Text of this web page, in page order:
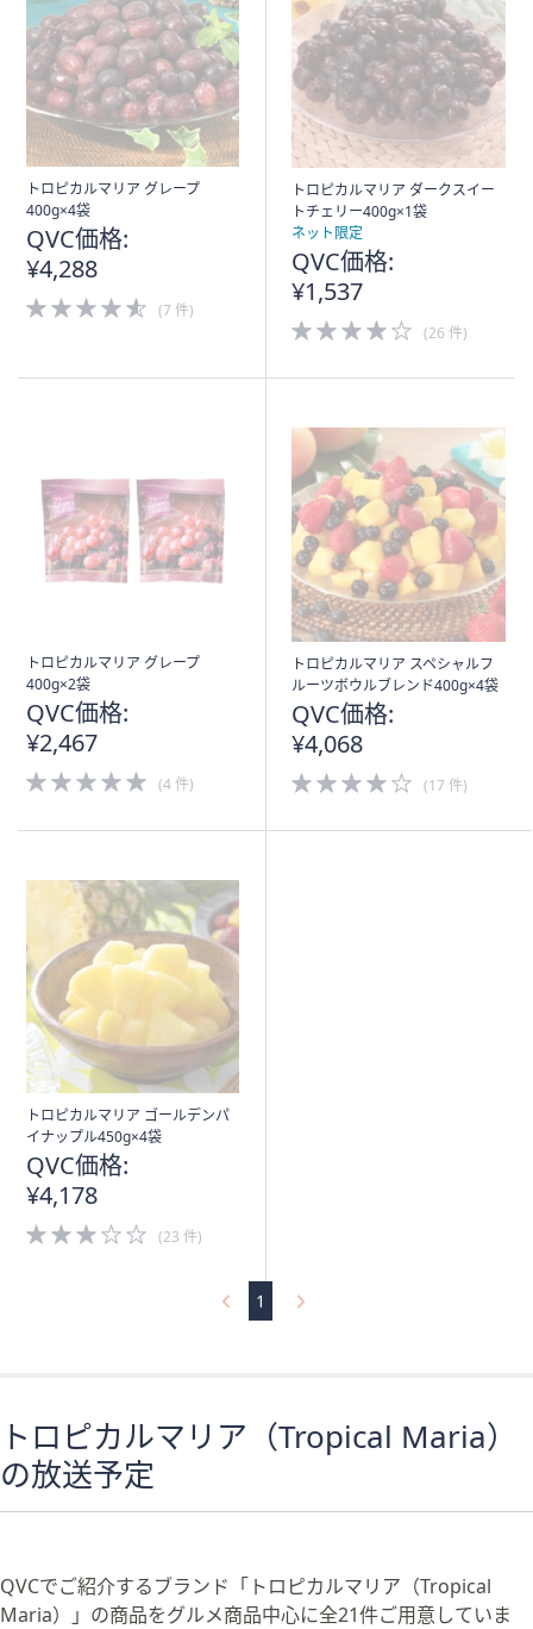
トロピカルマリア グレープ
400g×4袋
QVC価格:
¥4,288
4.5
of
(7 件)
トロピカルマリア ダークスイー
トチェリー400g×1袋
ネット限定
QVC価格:
¥1,537
4.0
of
(26 件)
トロピカルマリア グレープ
400g×2袋
QVC価格:
¥2,467
5.0
of
(4 件)
トロピカルマリア スペシャルフ
ルーツボウルブレンド400g×4袋
QVC価格:
¥4,068
4.0
of
(17 件)
トロピカルマリア ゴールデンパ
イナップル450g×4袋
QVC価格:
¥4,178
3.0
of
(23 件)
1
トロピカルマリア（Tropical Maria）
の放送予定
QVCでご紹介するブランド「トロピカルマリア（Tropical
Maria）」の商品をグルメ商品中心に全21件ご用意していま